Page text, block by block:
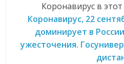
Коронавирус в
Коронавирус, 22
доминирует в
ужесточения.